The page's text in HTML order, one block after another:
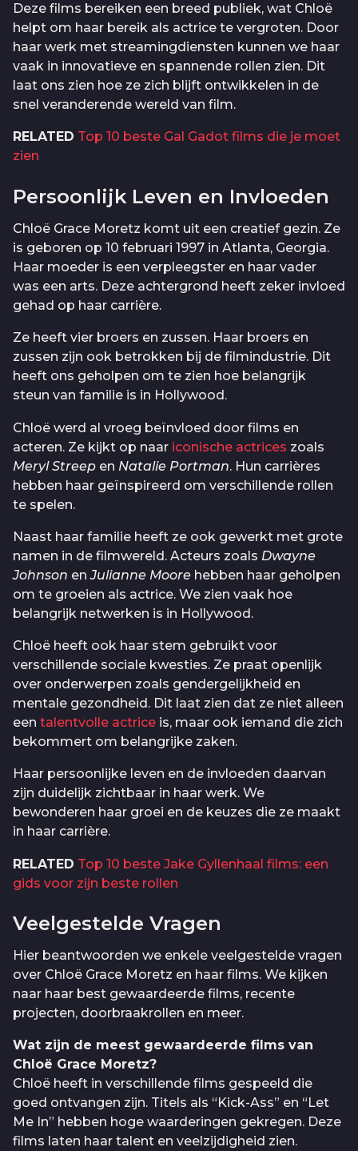
Deze films bereiken een breed publiek, wat Chloë
helpt om haar bereik als actrice te vergroten. Door
haar werk met streamingdiensten kunnen we haar
vaak in innovatieve en spannende rollen zien. Dit
laat ons zien hoe ze zich blijft ontwikkelen in de
snel veranderende wereld van film.
RELATED Top 10 beste Gal Gadot films die je moet
zien
Persoonlijk Leven en Invloeden
Chloë Grace Moretz komt uit een creatief gezin. Ze
is geboren op 10 februari 1997 in Atlanta, Georgia.
Haar moeder is een verpleegster en haar vader
was een arts. Deze achtergrond heeft zeker invloed
gehad op haar carrière.
Ze heeft vier broers en zussen. Haar broers en
zussen zijn ook betrokken bij de filmindustrie. Dit
heeft ons geholpen om te zien hoe belangrijk
steun van familie is in Hollywood.
Chloë werd al vroeg beïnvloed door films en
acteren. Ze kijkt op naar iconische actrices zoals
Meryl Streep en Natalie Portman. Hun carrières
hebben haar geïnspireerd om verschillende rollen
te spelen.
Naast haar familie heeft ze ook gewerkt met grote
namen in de filmwereld. Acteurs zoals Dwayne
Johnson enJulianne Moore hebben haar geholpen
om te groeien als actrice. We zien vaak hoe
belangrijk netwerken is in Hollywood.
Chloë heeft ook haar stem gebruikt voor
verschillende sociale kwesties. Ze praat openlijk
over onderwerpen zoals gendergelijkheid en
mentale gezondheid. Dit laat zien dat ze niet alleen
een talentvolle actrice is, maar ook iemand die zich
bekommert om belangrijke zaken.
Haar persoonlijke leven en de invloeden daarvan
zijn duidelijk zichtbaar in haar werk. We
bewonderen haar groei en de keuzes die ze maakt
in haar carrière.
RELATED Top 10 beste Jake Gyllenhaal films: een
gids voor zijn beste rollen
Veelgestelde Vragen
Hier beantwoorden we enkele veelgestelde vragen
over Chloë Grace Moretz en haar films. We kijken
naar haar best gewaardeerde films, recente
projecten, doorbraakrollen en meer.
Wat zijn de meest gewaardeerde films van
Chloë Grace Moretz?
Chloë heeft in verschillende films gespeeld die
goed ontvangen zijn. Titels als “Kick-Ass” en “Let
Me In” hebben hoge waarderingen gekregen. Deze
films laten haar talent en veelzijdigheid zien.